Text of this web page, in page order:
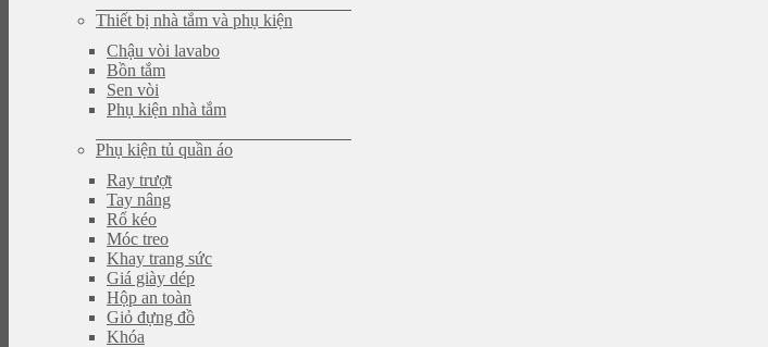
Thiết bị nhà tắm và phụ kiện
Chậu vòi lavabo
Bồn tắm
Sen vòi
Phụ kiện nhà tắm
Phụ kiện tủ quần áo
Ray trượt
Tay nâng
Rổ kéo
Móc treo
Khay trang sức
Giá giày dép
Hộp an toàn
Giỏ đựng đồ
Khóa